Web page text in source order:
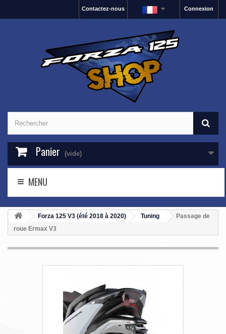
Connexion
Contactez-nous
Panier (vide)
MENU
Forza 125 V3 (été 2018 à 2020) Tuning
Passage de
roue Ermax V3